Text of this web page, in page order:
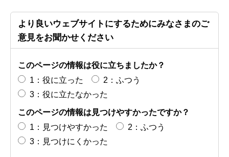
より良いウェブサイトにするためにみなさまのご
意見をお聞かせください
このページの情報は役に立ちましたか？
1：役に立った
2：ふつう
3：役に立たなかった
このページの情報は見つけやすかったですか？
1：見つけやすかった
2：ふつう
3：見つけにくかった